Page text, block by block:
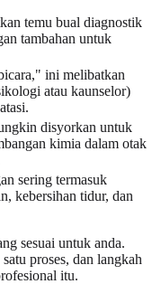
temu bual diagnostik
tambahan untuk
ini melibatkan
atau kaunselor)
disyorkan untuk
kimia dalam otak
sering termasuk
kebersihan tidur, dan
sesuai untuk anda.
proses, dan langkah
itu.